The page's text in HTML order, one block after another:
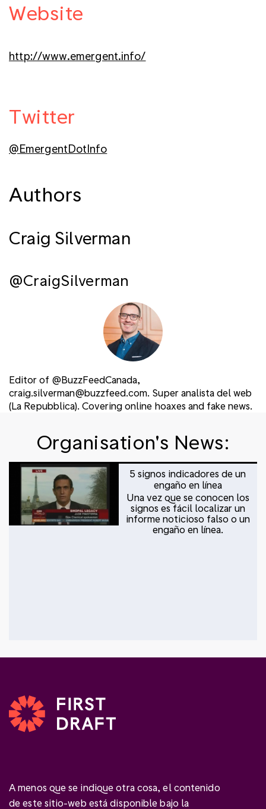
Website
http://www.emergent.info/
Twitter
@EmergentDotInfo
Authors
Craig Silverman
@CraigSilverman
Editor of @BuzzFeedCanada,
craig.silverman@buzzfeed.com. Super analista del web
(La Repubblica). Covering online hoaxes and fake news.
Organisation's News:
5 signos indicadores de un
engaño en línea
Una vez que se conocen los
signos es fácil localizar un
informe noticioso falso o un
engaño en línea.
A menos que se indique otra cosa, el contenido
de este sitio-web está disponible bajo la